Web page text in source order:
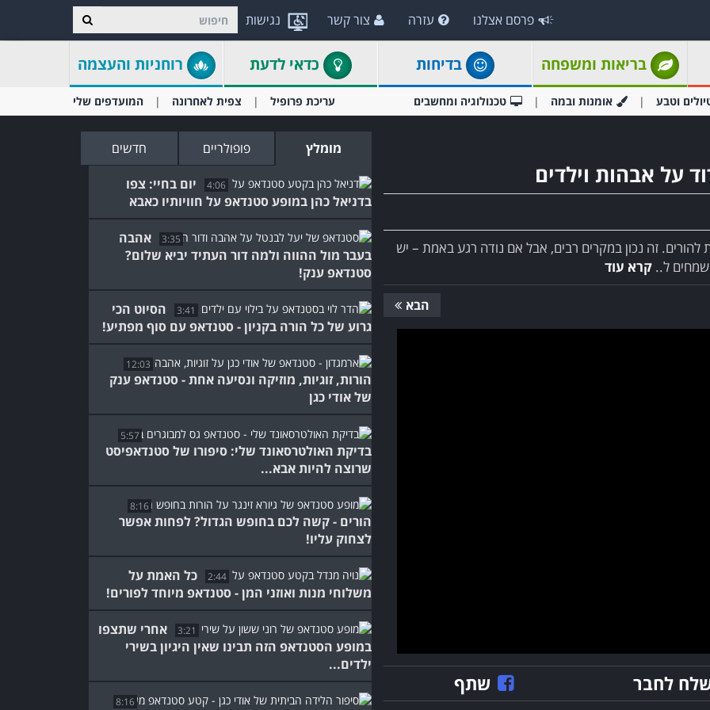
נגישות פרסם אצלנו עזרה צור קשר
בריאות ומשפחה בדיחות כדאי לדעת רוחניות והעצמה
וטבע אומנות ובמה טכנולוגיה ומחשבים עריכת פרופיל צפית לאחרונה המועדפים שלי
על אבהות וילדים
זה נכון במקרים רבים, אבל אם נודה רגע באמת – יש
שמחים ל.. קרא עוד
הבא
לחבר שתף
מומלץ פופולריים חדשים
4:06
יום בחיי: צפו
בדניאל כהן במופע סטנדאפ על חוויותיו כאבא
3:35
אהבה
בעבר מול ההווה ולמה דור העתיד יביא שלום?
סטנדאפ ענק!
3:41
הסיוט הכי
גרוע של כל הורה בקניון - סטנדאפ עם סוף מפתיע!
12:03
הורות, זוגיות, מוזיקה ונסיעה אחת - סטנדאפ ענק
של אודי כגן
5:57
בדיקת האולטרסאונד שלי: סיפורו של סטנדאפיסט
שרוצה להיות אבא...
8:16
הורים - קשה לכם בחופש הגדול? לפחות אפשר
לצחוק עליו!
2:44
כל האמת על
משלוחי מנות ואוזני המן - סטנדאפ מיוחד לפורים!
3:21
אחרי שתצפו
במופע הסטנדאפ הזה תבינו שאין היגיון בשירי
ילדים...
8:16